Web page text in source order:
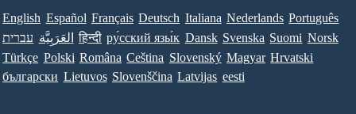
English Español Français Deutsch Italiana Nederlands Português
עברית العَرَبِيَّة हिन्दी ру́сский язы́к Dansk Svenska Suomi Norsk
Türkçe Polski Româna Ceština Slovenský Magyar Hrvatski
български Lietuvos Slovenščina Latvijas eesti